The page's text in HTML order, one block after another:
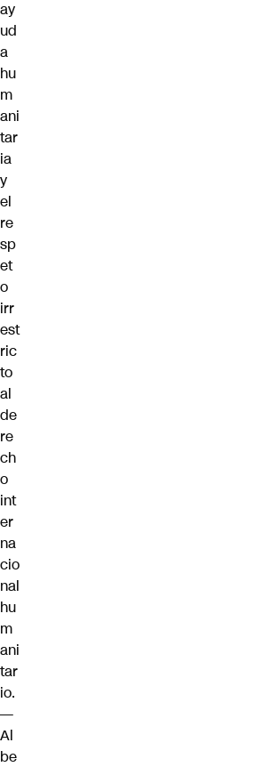
ay
ud
a
hu
m
ani
tar
ia
y
el
re
sp
et
o
irr
est
ric
to
al
de
re
ch
o
int
er
na
cio
nal
hu
m
ani
tar
io.
—
Al
be